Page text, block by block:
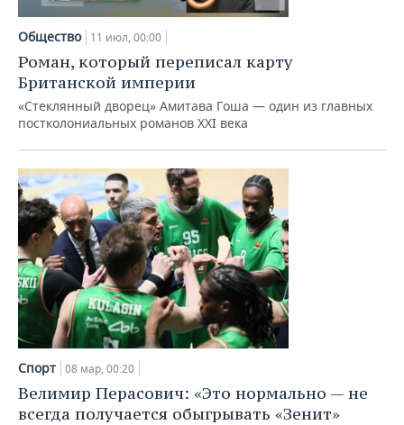
НЕФТЕХИМИЯ
НЕФТЬ
ОПК
ЭНЕРГЕТИКА
РОЗНИЧНАЯ ТОРГОВЛЯ
ТРАНСПОРТ
УСЛУГИ
НОВОСТИ ТЕХНОЛОГИЙ
IT
МЕДИА
МЕРОПРИЯТИЯ
НОВОСТИ МЕРОПРИЯТИЙ
ВЫЕЗДНАЯ РЕДАКЦИЯ
ONLINE-КОНФЕРЕНЦИИ
ОТКРЫТАЯ ЛЕКЦИЯ
СПОРТ
НОВОСТИ СПОРТА
ХОККЕЙ
БАСКЕТБОЛ
ВОЛЕЙБОЛ
КИБЕРСПОРТ
ФИГУРНОЕ КАТАНИЕ
ВОДНЫЕ ВИДЫ СПОРТА
ОБЩЕСТВО
ВЛАСТЬ
ИНФРАСТРУКТУРА
ИСТОРИЯ
КУЛЬТУРА
МЕДИЦИНА
ОБРАЗОВАНИЕ
СЮЖЕТЫ
СПРАВОЧНИК
СПИСОК ПЕРСОН
СПИСОК КОМПАНИЙ
ПОЛНАЯ ВЕРСИЯ
Общество 11 июл, 00:00
Роман, который переписал карту
Британской империи
«Стеклянный дворец» Амитава Гоша — один из главных
постколониальных романов XXI века
Спорт 08 мар, 00:20
Велимир Перасович: «Это нормально — не
всегда получается обыгрывать «Зенит»